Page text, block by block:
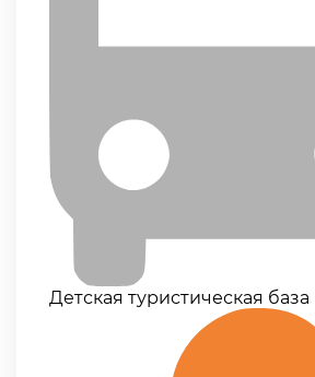
Детская туристическая база